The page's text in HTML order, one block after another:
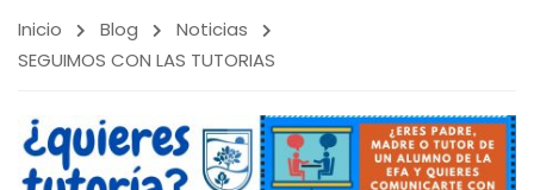
Inicio Blog
Noticias
SEGUIMOS CON LAS TUTORIAS